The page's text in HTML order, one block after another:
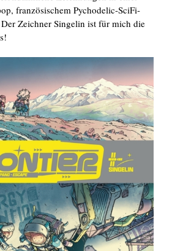
französischem Pychodelic-SciFi-
Zeichner Singelin ist für mich die